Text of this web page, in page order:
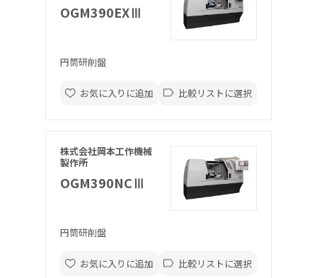
OGM390EXⅢ
円筒研削盤
お気に入りに追加 比較リストに選択
株式会社岡本工作機械
製作所
OGM390NCⅢ
円筒研削盤
お気に入りに追加 比較リストに選択